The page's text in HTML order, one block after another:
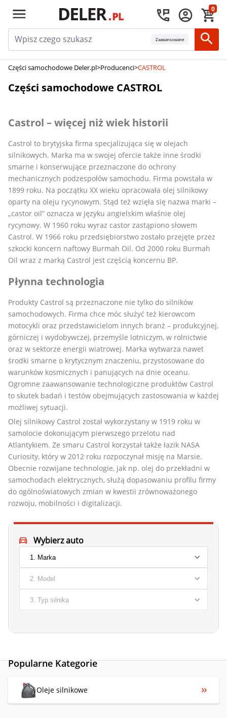
0
Zaawansowane
Części samochodowe Deler.pl>Producenci>CASTROL
Części samochodowe CASTROL
Castrol – więcej niż wiek historii
Castrol to brytyjska firma specjalizująca się w olejach
silnikowych. Marka ma w swojej ofercie także inne środki
smarne i konserwujące przeznaczone do ochrony
mechanicznych podzespołów samochodu. Firma powstała w
1899 roku. Na początku XX wieku opracowała olej silnikowy
oparty na oleju rycynowym. Stąd też wzięła się nazwa marki –
„castor oil” oznacza w języku angielskim właśnie olej
rycynowy. W 1960 roku wyraz castor zastąpiono słowem
Castrol. W 1966 roku przedsiębiorstwo zostało przejęte przez
szkocki koncern naftowy Burmah Oil. Od 2000 roku Burmah
Oil wraz z marką Castrol jest częścią koncernu BP.
Płynna technologia
Produkty Castrol są przeznaczone nie tylko do silników
samochodowych. Firma chce móc służyć też kierowcom
motocykli oraz przedstawicielom innych branż – produkcyjnej,
górniczej i wydobywczej, przemyśle lotniczym, w rolnictwie
oraz w sektorze energii wiatrowej. Marka wytwarza nawet
środki smarne o krytycznym znaczeniu, przystosowane do
warunków kosmicznych i panujących na dnie oceanu.
Ogromne zaawansowanie technologiczne produktów Castrol
to skutek badań i testów obejmujących zastosowania w każdej
możliwej sytuacji.
Olej silnikowy Castrol został wykorzystany w 1919 roku w
samolocie dokonującym pierwszego przelotu nad
Atlantykiem. Ze smaru Castrol korzystał także łazik NASA
Curiosity, który w 2012 roku rozpoczynał misję na Marsie.
Obecnie rozwijane technologie, jak np. olej do przekładni w
samochodach elektrycznych, służą dopasowaniu profilu firmy
do ogólnoświatowych zmian w kwestii zrównoważonego
rozwoju, mobilności i digitalizacji.
Wybierz auto
Popularne Kategorie
Oleje silnikowe